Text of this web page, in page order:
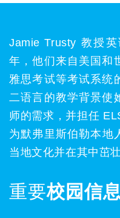
Jamie Trusty 教授
年，他们来自美国和
雅思考试等考试系统
二语言的教学背景使
师的需求，并担任
为默弗里斯伯勒本地
当地文化并在其中茁壮
重要校园信息